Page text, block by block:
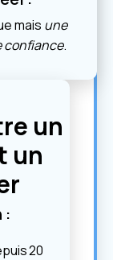
mais une
confiance.
un
un
:
20